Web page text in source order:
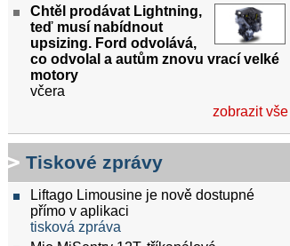
Chtěl prodávat Lightning,
teď musí nabídnout
upsizing. Ford odvolává,
co odvolal a autům znovu vrací velké
motory
včera
zobrazit vše
Tiskové zprávy
Liftago Limousine je nově dostupné
přímo v aplikaci
tisková zpráva